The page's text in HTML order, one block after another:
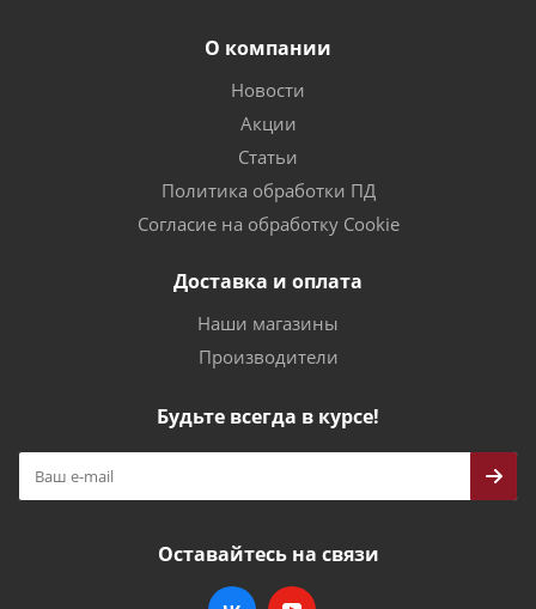
О компании
Новости
Акции
Статьи
Политика обработки ПД
Согласие на обработку Cookie
Доставка и оплата
Наши магазины
Производители
Будьте всегда в курсе!
Оставайтесь на связи